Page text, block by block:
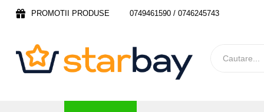
PROMOTII PRODUSE 0749461590 / 0746245743